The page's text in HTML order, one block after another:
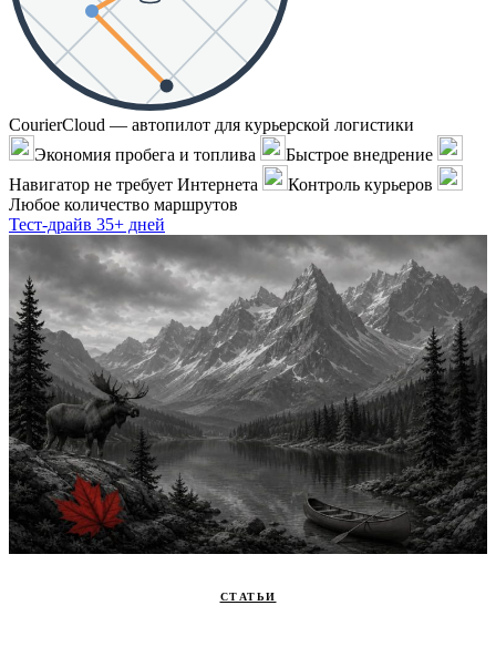
CourierCloud — автопилот для курьерской логистики
Экономия пробега и топлива
Быстрое внедрение
Навигатор не требует Интернета
Контроль курьеров
Любое количество маршрутов
Тест-драйв 35+ дней
СТАТЬИ